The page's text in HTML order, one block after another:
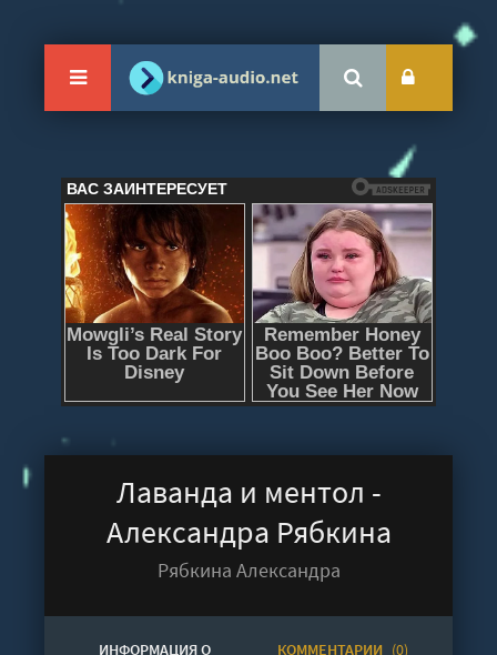
Лаванда и ментол -
Александра Рябкина
Рябкина Александра
ИНФОРМАЦИЯ О КОММЕНТАРИИ (0)